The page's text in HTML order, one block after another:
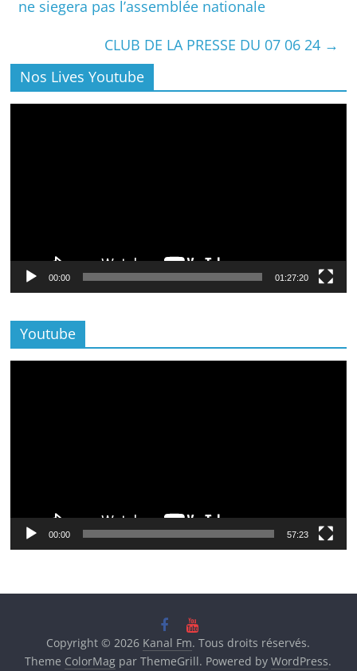
ne siegera pas l’assemblée nationale
CLUB DE LA PRESSE DU 07 06 24 →
Nos Lives Youtube
00:00 01:27:20
Youtube
00:00 57:23
Copyright © 2026 Kanal Fm. Tous droits réservés.
Theme ColorMag par ThemeGrill. Powered byWordPress.